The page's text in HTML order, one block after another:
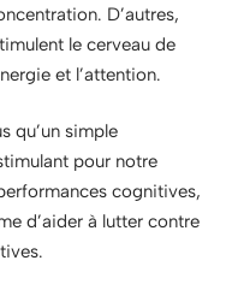
D’autres,
le cerveau de
et l’attention.
qu’un simple
pour notre
cognitives,
d’aider à lutter contre